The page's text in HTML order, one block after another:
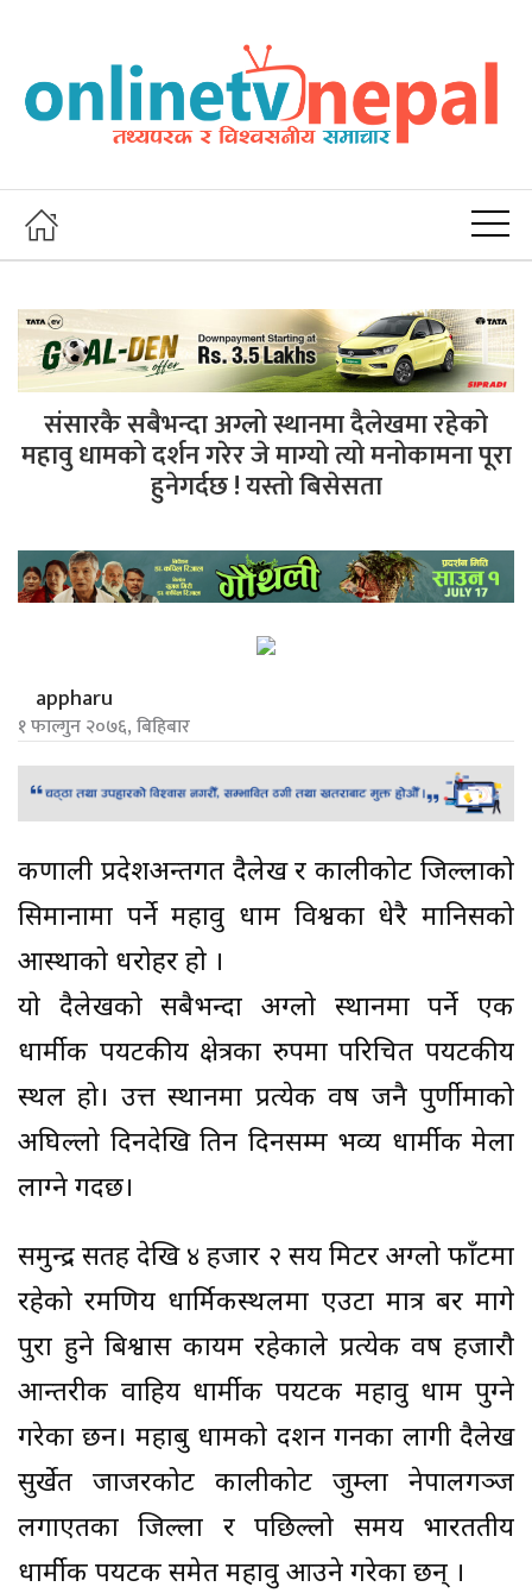
संसारकै सबैभन्दा अग्लो स्थानमा दैलेखमा रहेको
महावु धामको दर्शन गरेर जे माग्यो त्यो मनोकामना पूरा
हुनेगर्दछ ! यस्तो बिसेसता
appharu
१ फाल्गुन २०७६, बिहिबार
कर्णाली प्रदेशअन्‍तर्गत दैलेख र कालीकोट जिल्लाको
सिमानामा पर्ने महावु धाम विश्वका धेरै मानिसको
आस्थाको धरोहर हो ।
यो दैलेखको सबैभन्दा अग्लो स्थानमा पर्ने एक
धार्मीक पर्यटकीय क्षेत्रका रुपमा परिचित पर्यटकीय
स्थल हो। उत्त स्थानमा प्रत्येक वर्ष जनै पुर्णीमाको
अघिल्लो दिनदेखि तिन दिनसम्म भव्य धार्मीक मेला
लाग्ने गर्दछ।
समुन्द्र सतह देखि ४ हजार २ सय मिटर अग्लो फाँटमा
रहेको रमणिय धार्मिकस्थलमा एउटा मात्र बर मागे
पुरा हुने बिश्वास कायम रहेकाले प्रत्येक वर्ष हजारौ
आन्तरीक वाहिय धार्मीक पर्यटक महावु धाम पुग्ने
गरेका छन। महाबु धामको दर्शन गर्नका लागी दैलेख
सुर्खेत जाजरकोट कालीकोट जुम्ला नेपालगञ्ज
लगाएतका जिल्ला र पछिल्लो समय भारततीय
धार्मीक पर्यटक समेत महावु आउने गरेका छन् ।